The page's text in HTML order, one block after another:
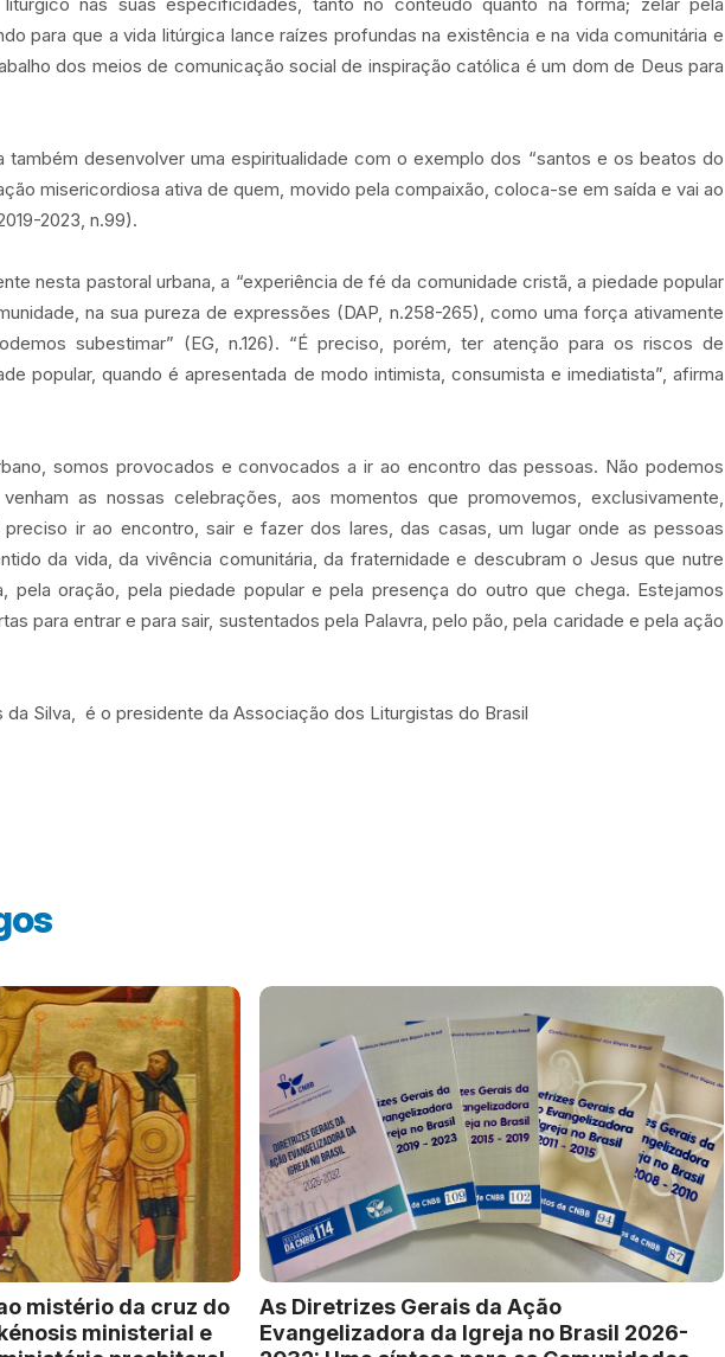
para que a vida litúrgica lance raízes profundas na existência e na vida comunitária e
dos meios de comunicação social de inspiração católica é um dom de Deus para
também desenvolver uma espiritualidade com o exemplo dos “santos e os beatos do
misericordiosa ativa de quem, movido pela compaixão, coloca-se em saída e vai ao
2023, n.99).
nesta pastoral urbana, a “experiência de fé da comunidade cristã, a piedade popular
na sua pureza de expressões (DAP, n.258-265), como uma força ativamente
subestimar” (EG, n.126). “É preciso, porém, ter atenção para os riscos de
popular, quando é apresentada de modo intimista, consumista e imediatista”, afirma
somos provocados e convocados a ir ao encontro das pessoas. Não podemos
as nossas celebrações, aos momentos que promovemos, exclusivamente,
ir ao encontro, sair e fazer dos lares, das casas, um lugar onde as pessoas
da vida, da vivência comunitária, da fraternidade e descubram o Jesus que nutre
pela oração, pela piedade popular e pela presença do outro que chega. Estejamos
para entrar e para sair, sustentados pela Palavra, pelo pão, pela caridade e pela ação
da Silva, é o presidente da Associação dos Liturgistas do Brasil
mistério da cruz do
ministerial e
As Diretrizes Gerais da Ação
Evangelizadora da Igreja no Brasil 2026-